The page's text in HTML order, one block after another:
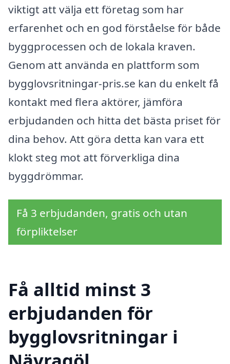
viktigt att välja ett företag som har
erfarenhet och en god förståelse för både
byggprocessen och de lokala kraven.
Genom att använda en plattform som
bygglovsritningar-pris.se kan du enkelt få
kontakt med flera aktörer, jämföra
erbjudanden och hitta det bästa priset för
dina behov. Att göra detta kan vara ett
klokt steg mot att förverkliga dina
byggdrömmar.
Få 3 erbjudanden, gratis och utan
förpliktelser
Få alltid minst 3
erbjudanden för
bygglovsritningar i